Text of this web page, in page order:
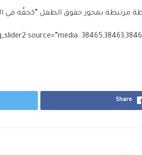
مرتبطة بمحور حقوق الطفل “كحقّه في
Share